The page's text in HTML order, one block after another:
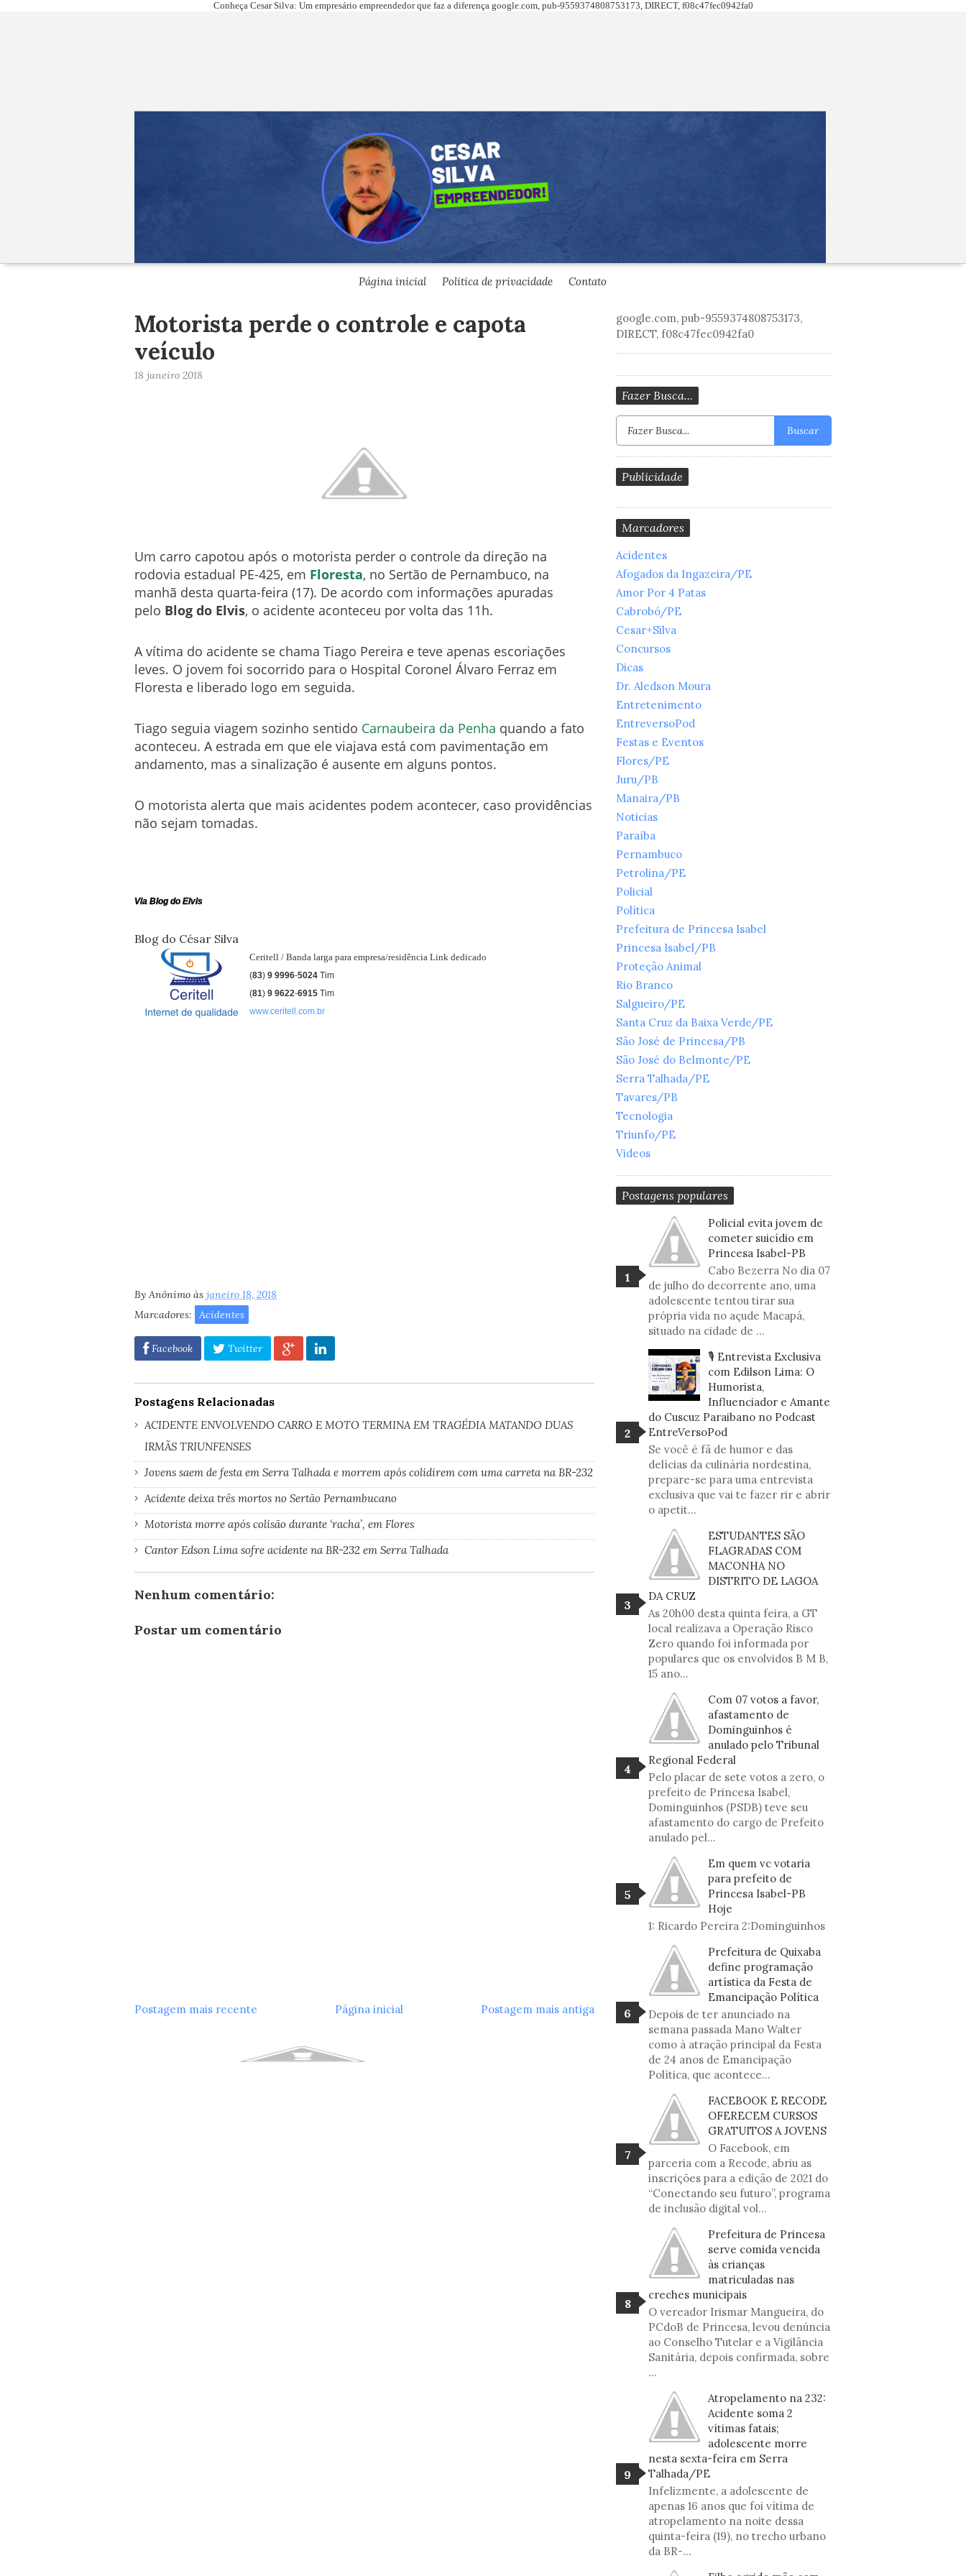
Conheça Cesar Silva: Um empresário empreendedor que faz a diferença google.com, pub-9559374808753173, DIRECT, f08c47fec0942fa0
Página inicial Politica de privacidade Contato
Motorista perde o controle e capota
veículo
18 janeiro 2018
Um carro capotou após o motorista perder o controle da direção na
rodovia estadual PE-425, em Floresta, no Sertão de Pernambuco, na
manhã desta quarta-feira (17). De acordo com informações apuradas
pelo Blog do Elvis, o acidente aconteceu por volta das 11h.
A vítima do acidente se chama Tiago Pereira e teve apenas escoriações
leves. O jovem foi socorrido para o Hospital Coronel Álvaro Ferraz em
Floresta e liberado logo em seguida.
Tiago seguia viagem sozinho sentido Carnaubeira da Penha quando a fato
aconteceu. A estrada em que ele viajava está com pavimentação em
andamento, mas a sinalização é ausente em alguns pontos.
O motorista alerta que mais acidentes podem acontecer, caso providências
não sejam tomadas.
Via Blog do Elvis
Blog do César Silva
Ceritell / Banda larga para empresa/residência Link dedicado
(83) 9 9996-5024 Tim
(81) 9 9622-6915 Tim
www.ceritell.com.br
By Anônimo às janeiro 18, 2018
Marcadores:
Acidentes
Facebook Twitter
Postagens Relacionadas
ACIDENTE ENVOLVENDO CARRO E MOTO TERMINA EM TRAGÉDIA MATANDO DUAS
IRMÃS TRIUNFENSES
Jovens saem de festa em Serra Talhada e morrem após colidirem com uma carreta na BR-232
Acidente deixa três mortos no Sertão Pernambucano
Motorista morre após colisão durante ‘racha’, em Flores
Cantor Edson Lima sofre acidente na BR-232 em Serra Talhada
Nenhum comentário:
Postar um comentário
Postagem mais recente Postagem mais antiga
Página inicial
google.com, pub-9559374808753173,
DIRECT, f08c47fec0942fa0
Fazer Busca...
Buscar
Publicidade
Marcadores
Acidentes
Afogados da Ingazeira/PE
Amor Por 4 Patas
Cabrobó/PE
Cesar+Silva
Concursos
Dicas
Dr. Aledson Moura
Entretenimento
EntreversoPod
Festas e Eventos
Flores/PE
Juru/PB
Manaira/PB
Noticias
Paraíba
Pernambuco
Petrolina/PE
Policial
Política
Prefeitura de Princesa Isabel
Princesa Isabel/PB
Proteção Animal
Rio Branco
Salgueiro/PE
Santa Cruz da Baixa Verde/PE
São José de Princesa/PB
São José do Belmonte/PE
Serra Talhada/PE
Tavares/PB
Tecnologia
Triunfo/PE
Videos
Postagens populares
Policial evita jovem de
cometer suicídio em
Princesa Isabel-PB
Cabo Bezerra No dia 07
de julho do decorrente ano, uma
adolescente tentou tirar sua
própria vida no açude Macapá,
situado na cidade de ...
🎙️ Entrevista Exclusiva
com Edilson Lima: O
Humorista,
Influenciador e Amante
do Cuscuz Paraibano no Podcast
EntreVersoPod
Se você é fã de humor e das
delícias da culinária nordestina,
prepare-se para uma entrevista
exclusiva que vai te fazer rir e abrir
o apetit...
ESTUDANTES SÃO
FLAGRADAS COM
MACONHA NO
DISTRITO DE LAGOA
DA CRUZ
As 20h00 desta quinta feira, a GT
local realizava a Operação Risco
Zero quando foi informada por
populares que os envolvidos B M B,
15 ano...
Com 07 votos a favor,
afastamento de
Dominguinhos é
anulado pelo Tribunal
Regional Federal
Pelo placar de sete votos a zero, o
prefeito de Princesa Isabel,
Dominguinhos (PSDB) teve seu
afastamento do cargo de Prefeito
anulado pel...
Em quem vc votaria
para prefeito de
Princesa Isabel-PB
Hoje
1: Ricardo Pereira 2:Dominguinhos
Prefeitura de Quixaba
define programação
artística da Festa de
Emancipação Política
Depois de ter anunciado na
semana passada Mano Walter
como à atração principal da Festa
de 24 anos de Emancipação
Política, que acontece...
FACEBOOK E RECODE
OFERECEM CURSOS
GRATUITOS A JOVENS
O Facebook, em
parceria com a Recode, abriu as
inscrições para a edição de 2021 do
“Conectando seu futuro”, programa
de inclusão digital vol...
Prefeitura de Princesa
serve comida vencida
às crianças
matriculadas nas
creches municipais
O vereador Irismar Mangueira, do
PCdoB de Princesa, levou denúncia
ao Conselho Tutelar e a Vigilância
Sanitária, depois confirmada, sobre
...
Atropelamento na 232:
Acidente soma 2
vítimas fatais;
adolescente morre
nesta sexta-feira em Serra
Talhada/PE
Infelizmente, a adolescente de
apenas 16 anos que foi vítima de
atropelamento na noite dessa
quinta-feira (19), no trecho urbano
da BR-...